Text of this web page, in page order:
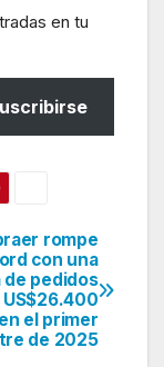
en tu
rompe
con una
pedidos
US$26.400
el primer
de 2025